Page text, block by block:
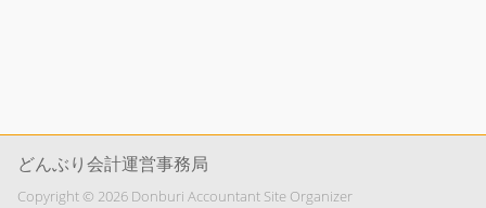
どんぶり会計運営事務局
Copyright © 2026 Donburi Accountant Site Organizer